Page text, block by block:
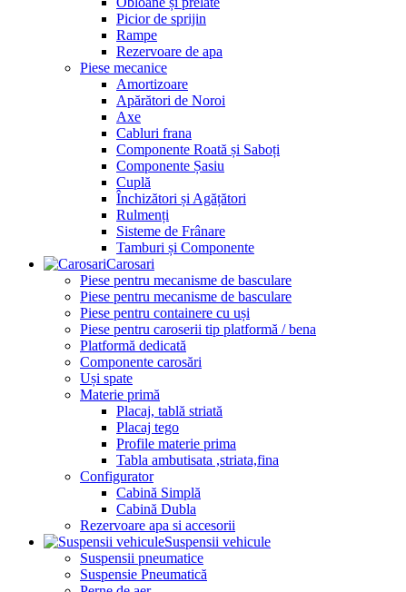
Picior de sprijin
Rampe
Rezervoare de apa
Piese mecanice
Amortizoare
Apărători de Noroi
Axe
Cabluri frana
Componente Roată și Saboți
Componente Șasiu
Cuplă
Închizători și Agățători
Rulmenți
Sisteme de Frânare
Tamburi și Componente
Carosari
Piese pentru mecanisme de basculare
Piese pentru mecanisme de basculare
Piese pentru containere cu uși
Piese pentru caroserii tip platformă / bena
Platformă dedicată
Componente carosări
Uși spate
Materie primă
Placaj, tablă striată
Placaj tego
Profile materie prima
Tabla ambutisata ,striata,fina
Configurator
Cabină Simplă
Cabină Dubla
Rezervoare apa si accesorii
Suspensii vehicule
Suspensii pneumatice
Suspensie Pneumatică